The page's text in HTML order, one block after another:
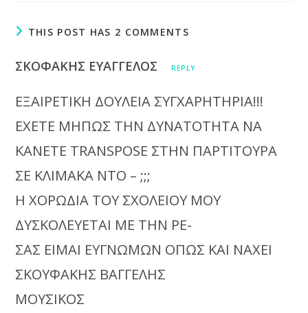
THIS POST HAS 2 COMMENTS
ΣΚΟΦΑΚΗΣ ΕΥΑΓΓΕΛΟΣ REPLY
ΕΞΑΙΡΕΤΙΚΗ ΔΟΥΛΕΙΑ ΣΥΓΧΑΡΗΤΗΡΙΑ!!!
ΕΧΕΤΕ ΜΗΠΩΣ ΤΗΝ ΔΥΝΑΤΟΤΗΤΑ ΝΑ
ΚΑΝΕΤΕ TRANSPOSE ΣΤΗΝ ΠΑΡΤΙΤΟΥΡΑ
ΣΕ ΚΛΙΜΑΚΑ ΝΤΟ – ;;;
Η ΧΟΡΩΔΙΑ ΤΟΥ ΣΧΟΛΕΙΟΥ ΜΟΥ
ΔΥΣΚΟΛΕΥΕΤΑΙ ΜΕ ΤΗΝ ΡΕ-
ΣΑΣ ΕΙΜΑΙ ΕΥΓΝΩΜΩΝ ΟΠΩΣ ΚΑΙ ΝΑΧΕΙ
ΣΚΟΥΦΑΚΗΣ ΒΑΓΓΕΛΗΣ
ΜΟΥΣΙΚΟΣ